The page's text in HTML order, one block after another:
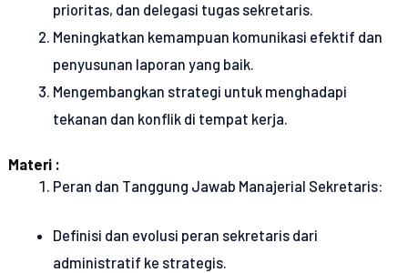
prioritas, dan delegasi tugas sekretaris.
Meningkatkan kemampuan komunikasi efektif dan
penyusunan laporan yang baik.
Mengembangkan strategi untuk menghadapi
tekanan dan konflik di tempat kerja.
Materi :
Peran dan Tanggung Jawab Manajerial Sekretaris:
Definisi dan evolusi peran sekretaris dari
administratif ke strategis.